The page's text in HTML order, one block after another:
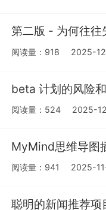
第二版 - 为何往往
阅读量：918 2025-
beta 计划的风险
阅读量：524 2025-
MyMind思维导图
阅读量：941 2025-
聪明的新闻推荐